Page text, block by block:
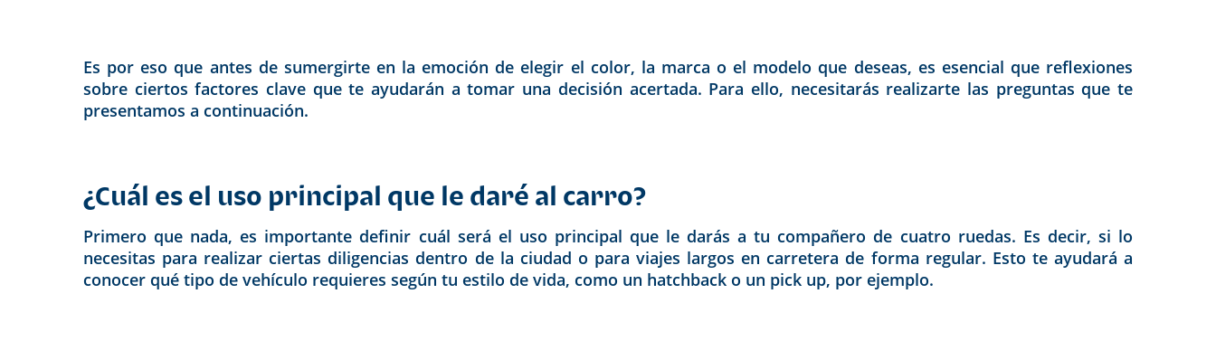
Es por eso que antes de sumergirte en la emoción de elegir el color, la marca o el modelo que deseas, es esencial que reflexiones
sobre ciertos factores clave que te ayudarán a tomar una decisión acertada. Para ello, necesitarás realizarte las preguntas que te
presentamos a continuación.
¿Cuál es el uso principal que le daré al carro?
Primero que nada, es importante definir cuál será el uso principal que le darás a tu compañero de cuatro ruedas. Es decir, si lo
necesitas para realizar ciertas diligencias dentro de la ciudad o para viajes largos en carretera de forma regular. Esto te ayudará a
conocer qué tipo de vehículo requieres según tu estilo de vida, como un hatchback o un pick up, por ejemplo.